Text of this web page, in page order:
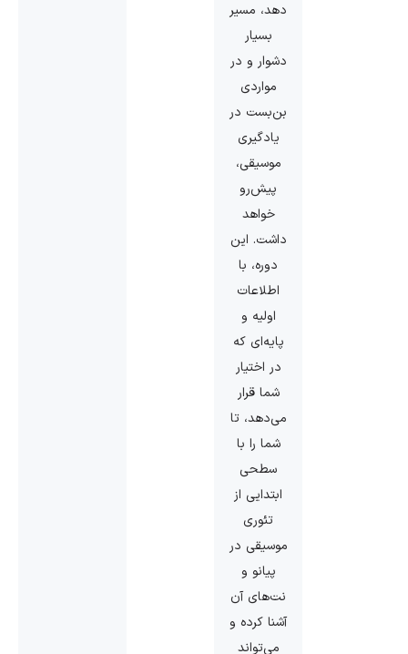
دهد، مسیر
بسیار
دشوار و در
مواردی
بن‌بست در
یادگیری
موسیقی،
پیش‌رو
خواهد
داشت. این
دوره، با
اطلاعات
اولیه و
پایه‌ای که
در اختیار
شما قرار
می‌دهد، تا
شما را با
سطحی
ابتدایی از
تئوری
موسیقی در
پیانو و
نت‌های آن
آشنا کرده و
می‌تواند